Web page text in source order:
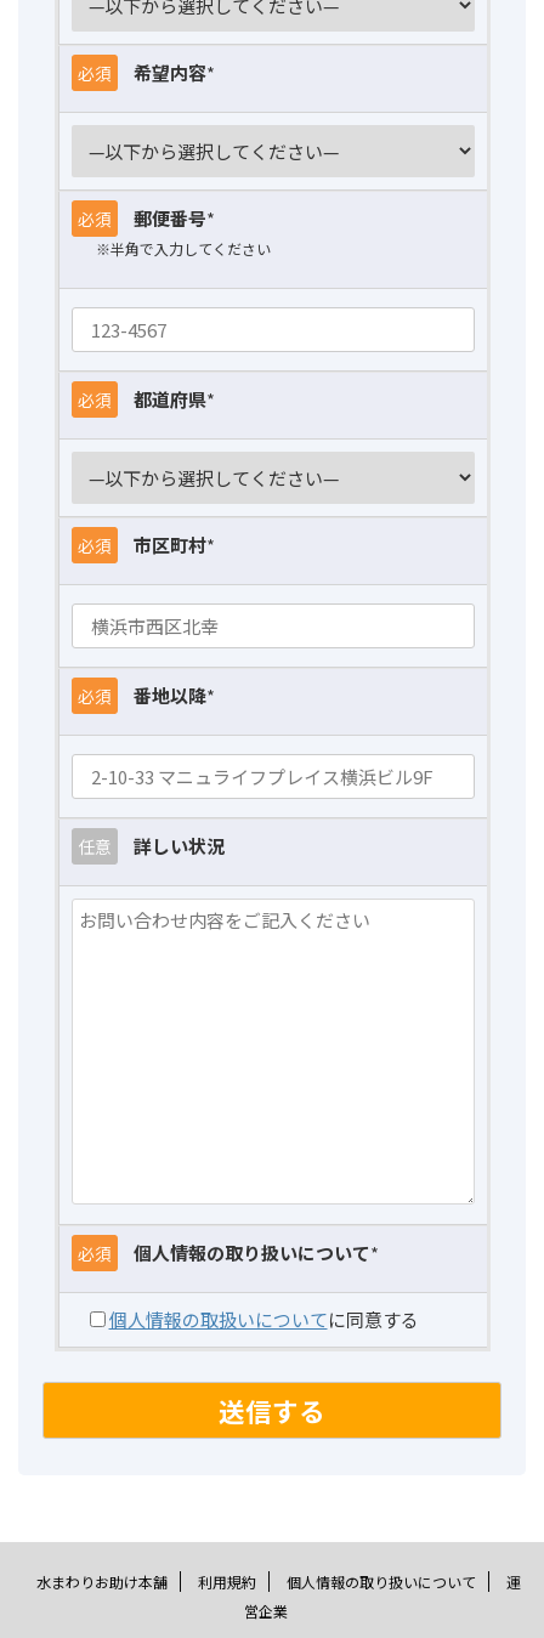
必須 希望内容*
必須 郵便番号*
※半角で入力してください
必須 都道府県*
必須 市区町村*
必須 番地以降*
任意 詳しい状況
必須 個人情報の取り扱いについて*
個人情報の取扱いについてに同意する
水まわりお助け本舗 利用規約 個人情報の取り扱いについて
運
営企業